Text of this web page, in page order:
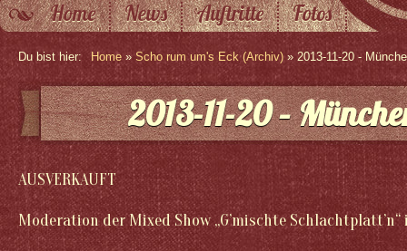
Home News Auftritte Fotos
Du bist hier: Home » Scho rum um's Eck (Archiv) » 2013-11-20 -
2013-11-20 –
AUSVERKAUFT
Moderation der Mixed Show „G’mischte